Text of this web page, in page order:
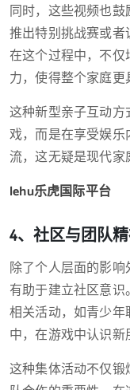
同时，这些视频也
推出特别挑战赛或者
在这个过程中，不
力，使得整个家庭更
这种新型亲子互动
戏，而是在享受娱
流，这无疑是现代家
lehu乐虎国际平台
4、社区与团队
除了个人层面的影
有助于建立社区意
相关活动，如青少
中，在游戏中认识新
这种集体活动不仅